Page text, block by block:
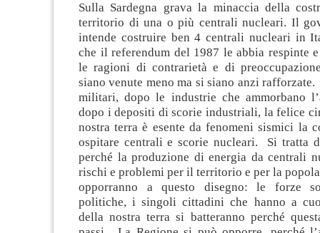
Sulla Sardegna grava la minaccia della
territorio di una o più centrali nucleari. Il
intende costruire ben 4 centrali nucleari in
che il referendum del 1987 le abbia respinte
le ragioni di contrarietà e di
siano venute meno ma si siano anzi
militari, dopo le industrie che ammorbano
dopo i depositi di scorie industriali, la felice
nostra terra è esente da fenomeni sismici la
ospitare centrali e scorie nucleari. Si tratta
perché la produzione di energia da centrali
rischi e problemi per il territorio e per la
opporranno a questo disegno: le forze
politiche, i singoli cittadini che hanno a
della nostra terra si batteranno perché